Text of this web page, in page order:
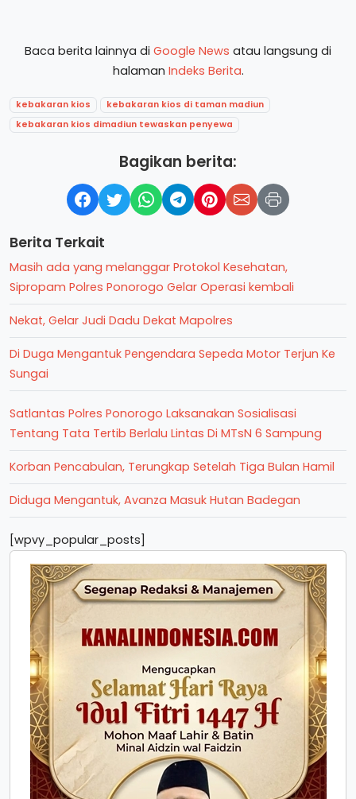
Baca berita lainnya di Google News atau langsung di
halaman Indeks Berita.
kebakaran kios
kebakaran kios di taman madiun
kebakaran kios dimadiun tewaskan penyewa
Bagikan berita:
Berita Terkait
Masih ada yang melanggar Protokol Kesehatan,
Sipropam Polres Ponorogo Gelar Operasi kembali
Nekat, Gelar Judi Dadu Dekat Mapolres
Di Duga Mengantuk Pengendara Sepeda Motor Terjun Ke
Sungai
Satlantas Polres Ponorogo Laksanakan Sosialisasi
Tentang Tata Tertib Berlalu Lintas Di MTsN 6 Sampung
Korban Pencabulan, Terungkap Setelah Tiga Bulan Hamil
Diduga Mengantuk, Avanza Masuk Hutan Badegan
[wpvy_popular_posts]